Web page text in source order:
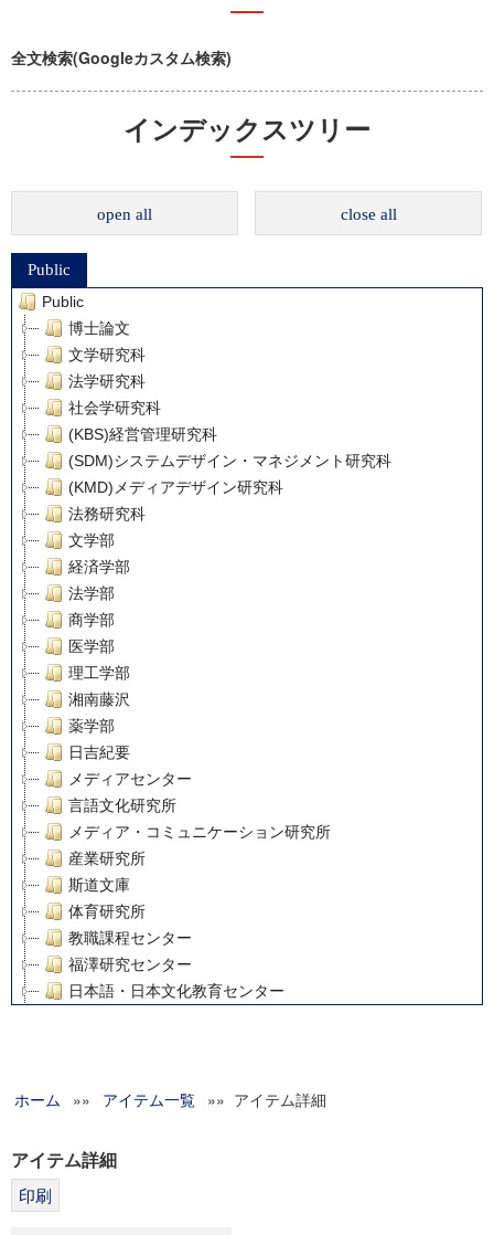
全文検索(Googleカスタム検索)
インデックスツリー
open all close all
Public
Public
博士論文
文学研究科
法学研究科
社会学研究科
(KBS)経営管理研究科
(SDM)システムデザイン・マネジメント研究科
(KMD)メディアデザイン研究科
法務研究科
文学部
経済学部
法学部
商学部
医学部
理工学部
湘南藤沢
薬学部
日吉紀要
メディアセンター
言語文化研究所
メディア・コミュニケーション研究所
産業研究所
斯道文庫
体育研究所
教職課程センター
福澤研究センター
日本語・日本文化教育センター
グローバルリサーチインスティテュート
科学研究費補助金研究成果報告書
ホーム »» アイテム一覧 »» アイテム詳細
アイテム詳細